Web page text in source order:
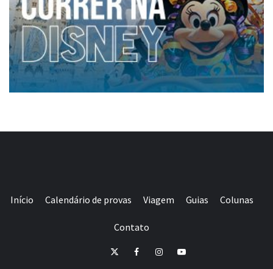
Início Calendário de provas Viagem Guias Colunas
Contato
TwitterFacebookInstagramYoutube